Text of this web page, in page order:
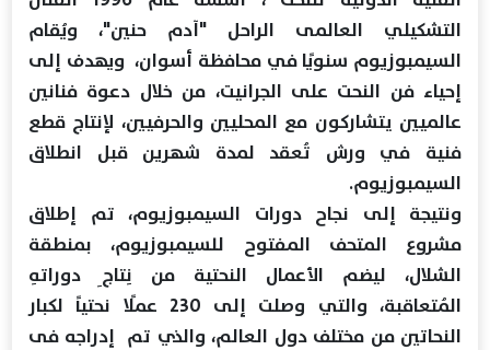
التشكيلي العالمى الراحل "آدم حنين"، ويُقام
السيمبوزيوم سنويًا في محافظة أسوان، ويهدف إلى
إحياء فن النحت على الجرانيت، من خلال دعوة فنانين
عالميين يتشاركون مع المحليين والحرفيين، لإنتاج قطع
فنية في ورش تُعقد لمدة شهرين قبل انطلاق
السيمبوزيوم.
ونتيجة إلى نجاح دورات السيمبوزيوم، تم إطلاق
مشروع المتحف المفتوح للسيمبوزيوم، بمنطقة
الشلال، ليضم الأعمال النحتية من نِتاجِ دوراتهِ
المُتعاقبة، والتي وصلت إلى 230 عملًا نحتياً لكبار
النحاتين من مختلف دول العالم، والذي تم إدراجه فى